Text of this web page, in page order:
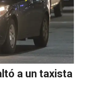
a un taxista